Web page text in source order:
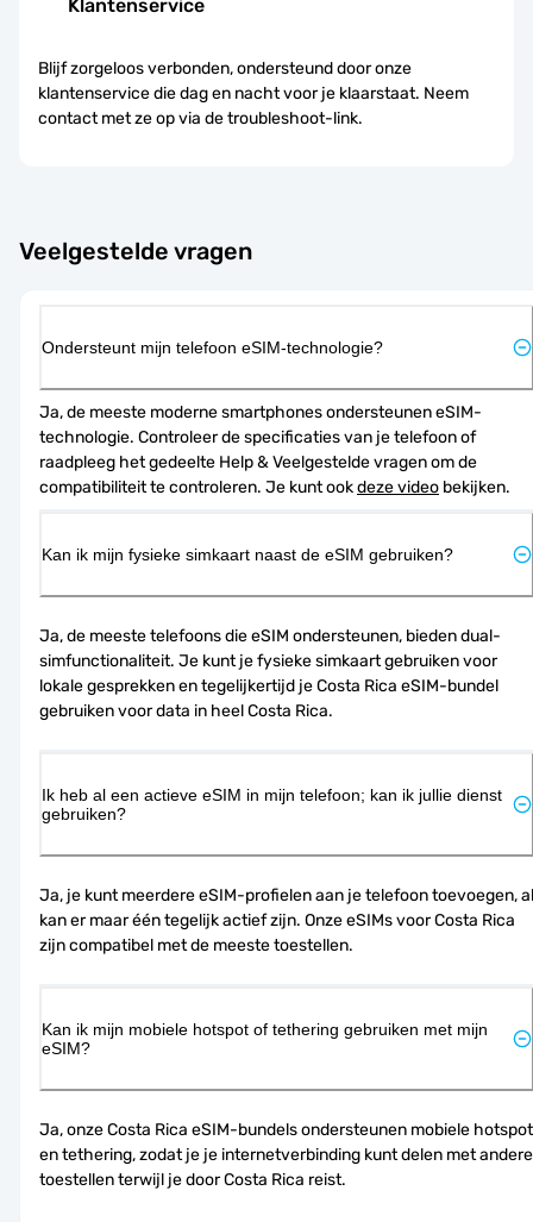
Klantenservice
Blijf zorgeloos verbonden, ondersteund door onze
klantenservice die dag en nacht voor je klaarstaat. Neem
contact met ze op via de troubleshoot-link.
Veelgestelde vragen
Ondersteunt mijn telefoon eSIM-technologie?
Ja, de meeste moderne smartphones ondersteunen eSIM-
technologie. Controleer de specificaties van je telefoon of
raadpleeg het gedeelte Help & Veelgestelde vragen om de
compatibiliteit te controleren. Je kunt ook deze video bekijken.
Kan ik mijn fysieke simkaart naast de eSIM gebruiken?
Ja, de meeste telefoons die eSIM ondersteunen, bieden dual-
simfunctionaliteit. Je kunt je fysieke simkaart gebruiken voor
lokale gesprekken en tegelijkertijd je Costa Rica eSIM-bundel
gebruiken voor data in heel Costa Rica.
Ik heb al een actieve eSIM in mijn telefoon; kan ik jullie dienst
gebruiken?
Ja, je kunt meerdere eSIM-profielen aan je telefoon toevoegen, al
kan er maar één tegelijk actief zijn. Onze eSIMs voor Costa Rica
zijn compatibel met de meeste toestellen.
Kan ik mijn mobiele hotspot of tethering gebruiken met mijn
eSIM?
Ja, onze Costa Rica eSIM-bundels ondersteunen mobiele hotspot
en tethering, zodat je je internetverbinding kunt delen met andere
toestellen terwijl je door Costa Rica reist.